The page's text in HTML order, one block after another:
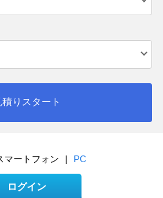
積りスタート
マートフォン | PC
ログイン